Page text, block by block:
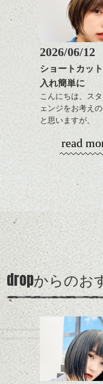
落系の女性に合
またジェンダレ
ンでもあるので
らいの感じって中
メンズにも似合い
すよね。
今回はそんな感じ
春のヘアスタイル
相談して下さい。
おすすめですね。
前髪もやや重め
してラインを強調
もこれからは良い
す、
目元が引き締ま
に。
カラーリングとの
わせで質感に変
ながら楽しむ事が
のも
とても良いところ
ダークトーンの色
ールに演出するの
すめですよ。
ナチュラルなト
で柔らかさをプラ
のも良いですね。
またクセ毛の方は
整のストレートパ
2026/06/12
ショートカッ
入れ簡単に
こんにちは、ス
ェンジをお考え
と思いますが、
演出したスタイル
からの季節とても
ェイスラインのデ
ですっきりした印
るようカット。
バックを短めにカ
全体のボリューム
ンパクトになるよ
るのが良い感じ
read
dropからのお